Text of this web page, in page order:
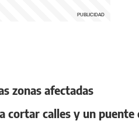
zonas afectadas
cortar calles y un puente